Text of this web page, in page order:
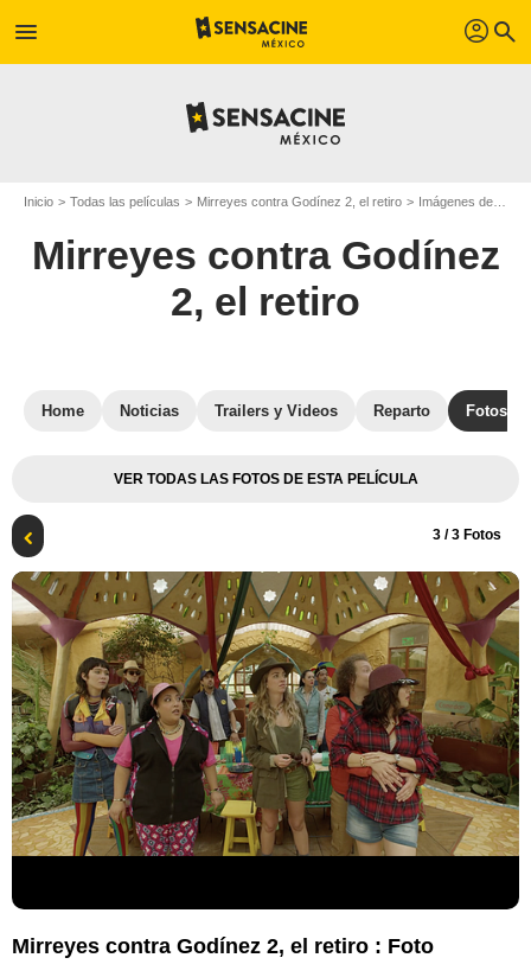
menu profil search
Inicio Todas las películas Mirreyes contra Godínez 2, el retiro Imágenes de la película Mirreyes contra Godínez 2, el retiro
Mirreyes contra Godínez
2, el retiro
Home Noticias Trailers y Videos Reparto Fotos
VER TODAS LAS FOTOS DE ESTA PELÍCULA
3 / 3 Fotos
Mirreyes contra Godínez 2, el retiro : Foto